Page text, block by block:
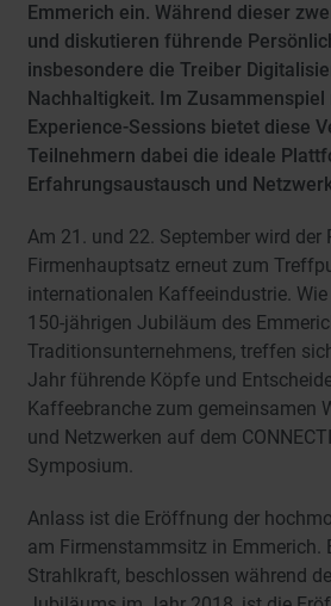
Emmerich ein. Während dieser
und diskutieren führende
insbesondere die Treiber
Nachhaltigkeit. Im
Experience-Sessions bietet diese
Teilnehmern dabei die ideale
Erfahrungsaustausch und
Am 21. und 22. September wird der
Firmenhauptsatz erneut zum
internationalen Kaffeeindustrie.
150-jährigen Jubiläum des
Traditionsunternehmens, treffen
Jahr führende Köpfe und
Kaffeebranche zum gemeinsamen
und Netzwerken auf dem
Symposium.
Anlass ist die Eröffnung der
am Firmenstammsitz in Emmerich.
Strahlkraft, beschlossen während